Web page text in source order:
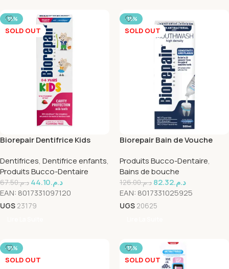
-35%
SOLD OUT
Biorepair Dentifrice Kids
Dentifrices, Dentifrice enfants,
Produits Bucco-Dentaire
د.م.67.50 د.م.44.10
EAN: 8017331097120
UGS 23179
-35%
SOLD OUT
Biorepair Bain de Vouche
Produits Bucco-Dentaire,
Bains de bouche
د.م.126.00 د.م.82.32
EAN: 8017331025925
UGS 20625
-35%
SOLD OUT
-35%
SOLD OUT